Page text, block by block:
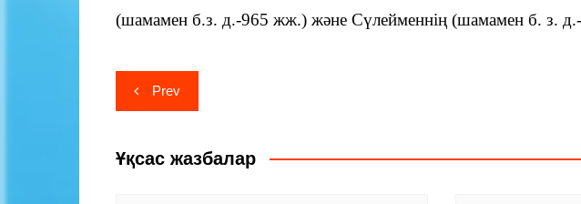
(шамамен б.з. д.-965 жж.) және Сүлейменнің (шамамен б. з. д.-
Навигация
по
записям
Prev
Ұқсас жазбалар